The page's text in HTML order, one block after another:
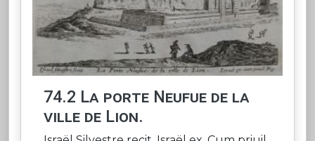
74.2 La porte Neufue de la
ville de Lion.